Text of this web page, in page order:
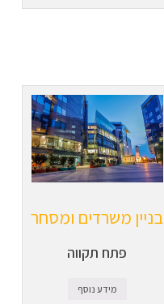
בניין משרדים ומסחר
פתח תקווה
מידע נוסף